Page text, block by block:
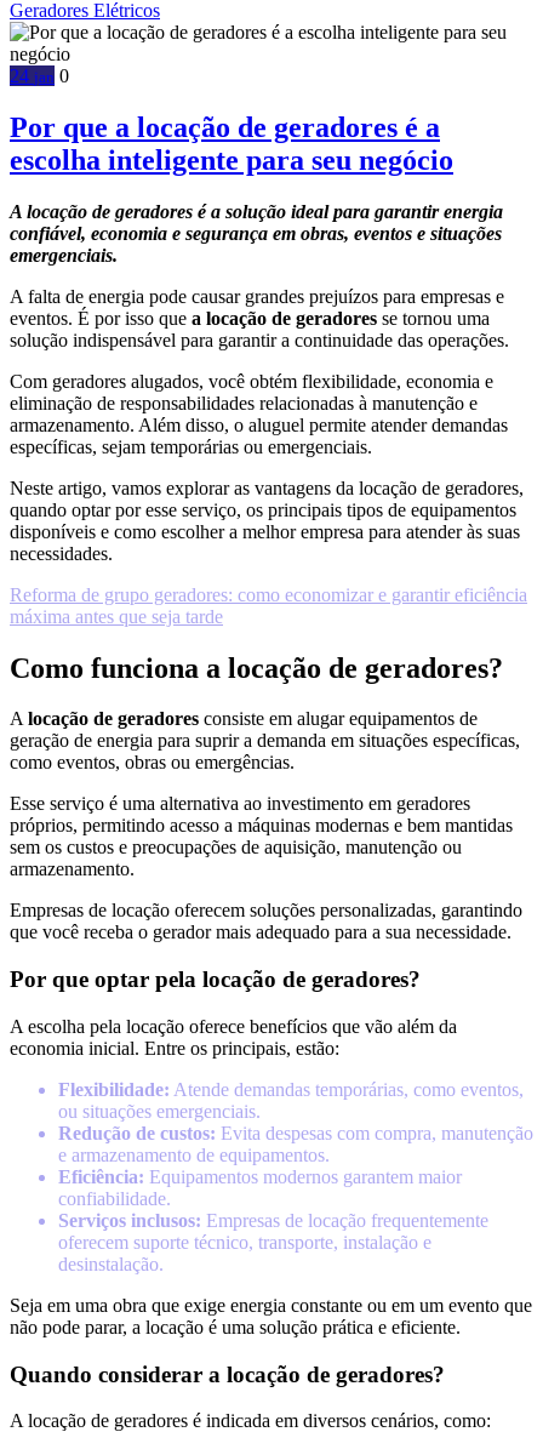
Geradores Elétricos
24 jan 0
Por que a locação de geradores é a
escolha inteligente para seu negócio
A locação de geradores é a solução ideal para garantir energia
confiável, economia e segurança em obras, eventos e situações
emergenciais.
A falta de energia pode causar grandes prejuízos para empresas e
eventos. É por isso que a locação de geradores se tornou uma
solução indispensável para garantir a continuidade das operações.
Com geradores alugados, você obtém flexibilidade, economia e
eliminação de responsabilidades relacionadas à manutenção e
armazenamento. Além disso, o aluguel permite atender demandas
específicas, sejam temporárias ou emergenciais.
Neste artigo, vamos explorar as vantagens da locação de geradores,
quando optar por esse serviço, os principais tipos de equipamentos
disponíveis e como escolher a melhor empresa para atender às suas
necessidades.
Reforma de grupo geradores: como economizar e garantir eficiência
máxima antes que seja tarde
Como funciona a locação de geradores?
Alocação de geradores consiste em alugar equipamentos de
geração de energia para suprir a demanda em situações específicas,
como eventos, obras ou emergências.
Esse serviço é uma alternativa ao investimento em geradores
próprios, permitindo acesso a máquinas modernas e bem mantidas
sem os custos e preocupações de aquisição, manutenção ou
armazenamento.
Empresas de locação oferecem soluções personalizadas, garantindo
que você receba o gerador mais adequado para a sua necessidade.
Por que optar pela locação de geradores?
A escolha pela locação oferece benefícios que vão além da
economia inicial. Entre os principais, estão:
Flexibilidade: Atende demandas temporárias, como eventos,
ou situações emergenciais.
Redução de custos: Evita despesas com compra, manutenção
e armazenamento de equipamentos.
Eficiência: Equipamentos modernos garantem maior
confiabilidade.
Serviços inclusos: Empresas de locação frequentemente
oferecem suporte técnico, transporte, instalação e
desinstalação.
Seja em uma obra que exige energia constante ou em um evento que
não pode parar, a locação é uma solução prática e eficiente.
Quando considerar a locação de geradores?
A locação de geradores é indicada em diversos cenários, como: